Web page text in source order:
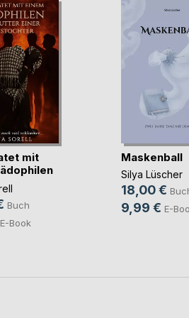
mit
Buch
E-Book
Maskenball
Silya Lüscher
18,00 €
9,99 € E-